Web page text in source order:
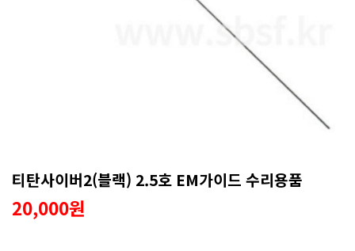
티탄사이버2(블랙) 2.5호 EM가이드 수리용품
20,000원